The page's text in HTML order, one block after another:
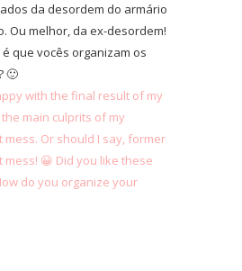
da desordem do armário
Ou melhor, da ex-desordem!
que vocês organizam os
🙂
with the final result of my
main culprits of my
Or should I say, former
😀 Did you like these
do you organize your